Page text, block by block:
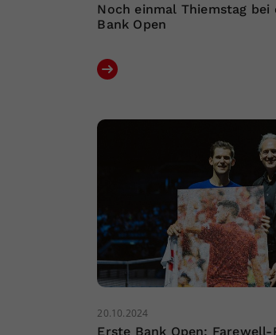
Noch einmal Thiemstag bei
Bank Open
20.10.2024
Erste Bank Open: